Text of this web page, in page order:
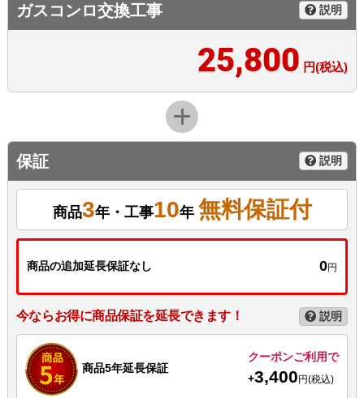
ガスコンロ交換工事 説明
25,800 円(税込)
保証 説明
商品3年・工事10年 無料保証付
商品の追加延長保証なし 0円
今ならお得に商品保証を延長できます！ 説明
商品5年延長保証
クーポンご利用で
+3,400 円(税込)